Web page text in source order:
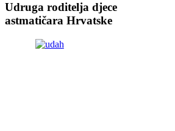
Udruga roditelja djece
astmatičara Hrvatske